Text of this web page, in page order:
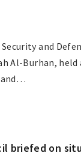
Security and
Al-Burhan,
and…
briefed on